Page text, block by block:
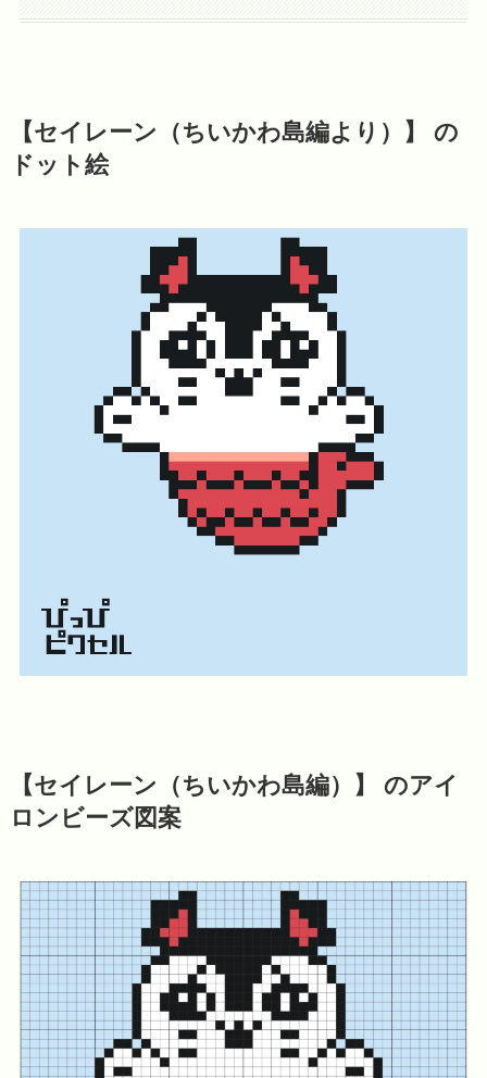
【セイレーン（ちいかわ島編より）】 の
ドット絵
【セイレーン（ちいかわ島編）】 のアイ
ロンビーズ図案